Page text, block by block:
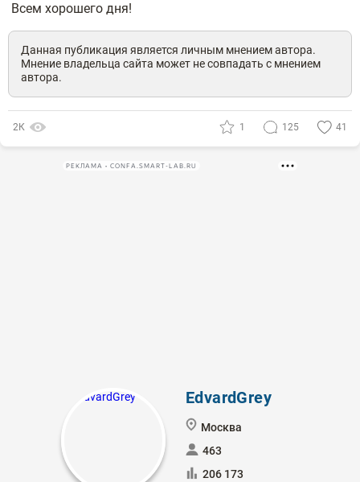
Всем хорошего дня!
Данная публикация является личным мнением автора.
Мнение владельца сайта может не совпадать с мнением
автора.
2К 1 125 41
РЕКЛАМА • CONFA.SMART-LAB.RU
EdvardGrey
Москва
463
206 173